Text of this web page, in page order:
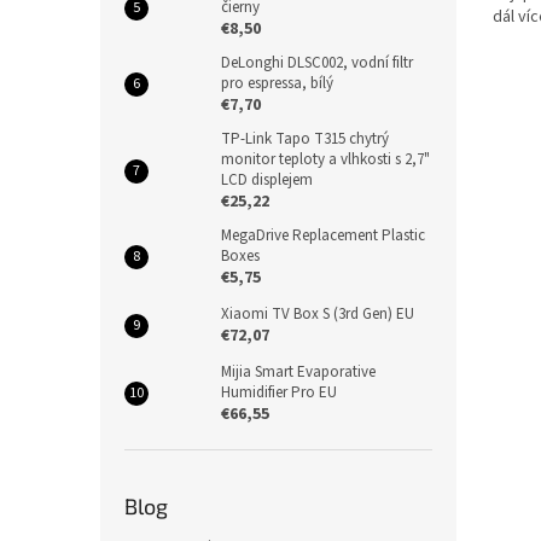
čierny
€8,50
DeLonghi DLSC002, vodní filtr
pro espressa, bílý
€7,70
TP-Link Tapo T315 chytrý
monitor teploty a vlhkosti s 2,7"
LCD displejem
€25,22
MegaDrive Replacement Plastic
Boxes
€5,75
Xiaomi TV Box S (3rd Gen) EU
€72,07
Mijia Smart Evaporative
Humidifier Pro EU
€66,55
Blog
dál